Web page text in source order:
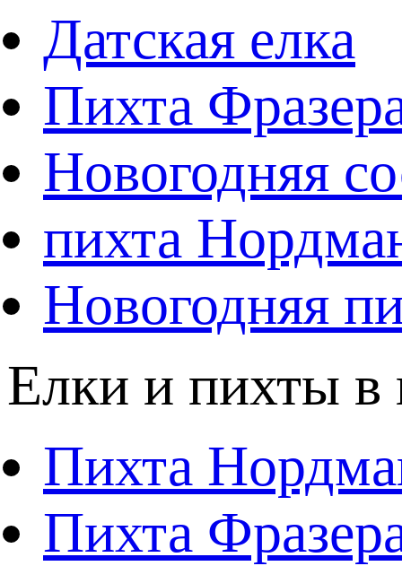
Датская елка
Пихта
Новогодняя
пихта
Новогодняя
Елки и пихты в
Пихта
Пихта